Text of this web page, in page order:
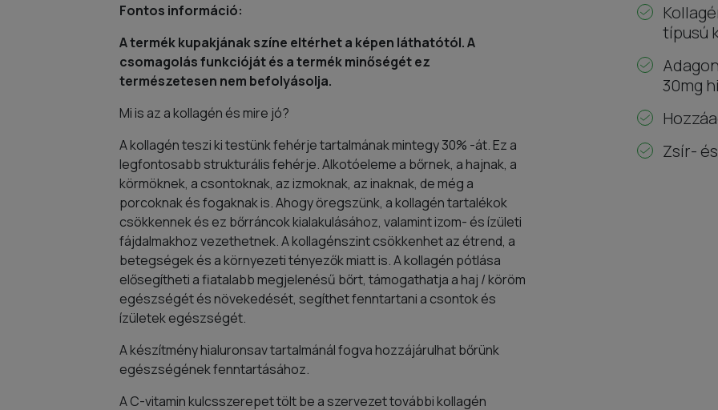
Fontos információ:
A termék kupakjának színe eltérhet a képen láthatótól. A
csomagolás funkcióját és a termék minőségét ez
természetesen nem befolyásolja.
Mi is az a kollagén és mire jó?
A kollagén teszi ki testünk fehérje tartalmának mintegy 30% -át. Ez a
legfontosabb strukturális fehérje. Alkotóeleme a bőrnek, a hajnak, a
körmöknek, a csontoknak, az izmoknak, az inaknak, de még a
porcoknak és fogaknak is. Ahogy öregszünk, a kollagén tartalékok
csökkennek és ez bőrráncok kialakulásához, valamint izom- és ízületi
fájdalmakhoz vezethetnek. A kollagénszint csökkenhet az étrend, a
betegségek és a környezeti tényezők miatt is. A kollagén pótlása
elősegítheti a fiatalabb megjelenésű bőrt, támogathatja a haj / köröm
egészségét és növekedését, segíthet fenntartani a csontok és
ízületek egészségét.
A készítmény hialuronsav tartalmánál fogva hozzájárulhat bőrünk
egészségének fenntartásához.
A C-vitamin kulcsszerepet tölt be a szervezet további kollagén
típusú
30mg
Zsír-